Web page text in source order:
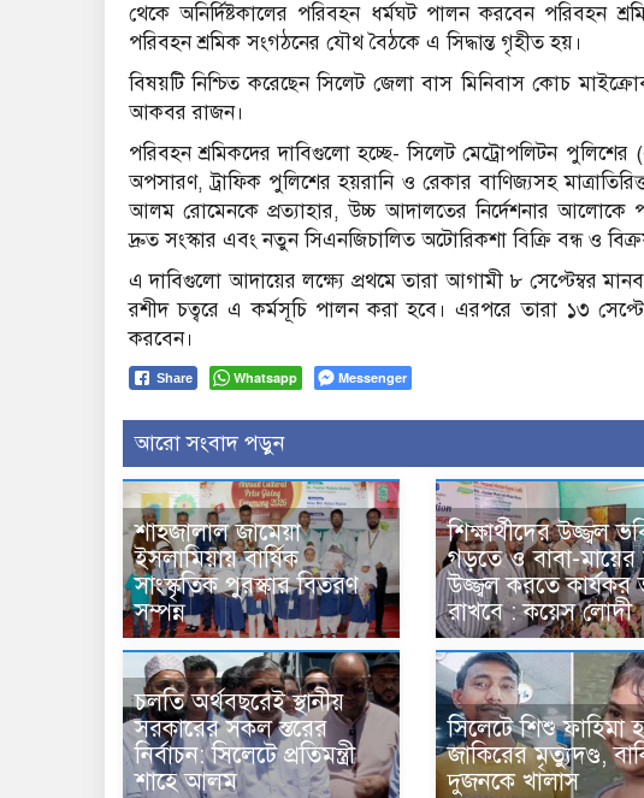
থেকে অনির্দিষ্টকালের পরিবহন ধর্মঘট পালন করবেন পরিবহন
পরিবহন শ্রমিক সংগঠনের যৌথ বৈঠকে এ সিদ্ধান্ত গৃহীত হয়।
বিষয়টি নিশ্চিত করেছেন সিলেট জেলা বাস মিনিবাস কোচ
আকবর রাজন।
পরিবহন শ্রমিকদের দাবিগুলো হচ্ছে- সিলেট মেট্রোপলিটন
অপসারণ, ট্রাফিক পুলিশের হয়রানি ও রেকার বাণিজ্যসহ
আলম রোমেনকে প্রত্যাহার, উচ্চ আদালতের নির্দেশনার আলোকে
দ্রুত সংস্কার এবং নতুন সিএনজিচালিত অটোরিকশা বিক্রি বন্ধ ও
এ দাবিগুলো আদায়ের লক্ষ্যে প্রথমে তারা আগামী ৮ সেপ্টেম্বর
রশীদ চত্বরে এ কর্মসূচি পালন করা হবে। এরপরে তারা ১৩
করবেন।
Share Whatsapp Messenger
আরো সংবাদ পড়ুন
শাহজালাল জামেয়া
ইসলামিয়ায় বার্ষিক
সাংস্কৃতিক পুরস্কার বিতরণ
সম্পন্ন
শিক্ষার্থীদের উজ্জ্বল
গড়তে ও বাবা-
উজ্জ্বল করতে কার্যকর
রাখবে : কয়েস লোদী
চলতি অর্থবছরেই স্থানীয়
সরকারের সকল স্তরের
নির্বাচন: সিলেটে প্রতিমন্ত্রী
শাহে আলম
সিলেটে শিশু ফাহিমা
জাকিরের মৃত্যুদণ্ড,
দুজনকে খালাস